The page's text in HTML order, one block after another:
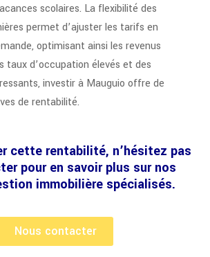
scolaires. La flexibilité des
permet d’ajuster les tarifs en
optimisant ainsi les revenus
taux d’occupation élevés et des
investir à Mauguio offre de
de rentabilité.
cette rentabilité, n’hésitez pas
pour en savoir plus sur nos
immobilière spécialisés.
Nous contacter